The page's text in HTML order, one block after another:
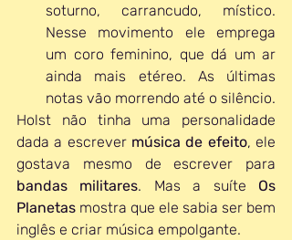
soturno, carrancudo, místico.
Nesse movimento ele emprega
um coro feminino, que dá um ar
ainda mais etéreo. As últimas
notas vão morrendo até o silêncio.
Holst não tinha uma personalidade
dada a escrever música de efeito, ele
bandas militares. Mas a suíte Os
Planetas mostra que ele sabia ser bem
inglês e criar música empolgante.